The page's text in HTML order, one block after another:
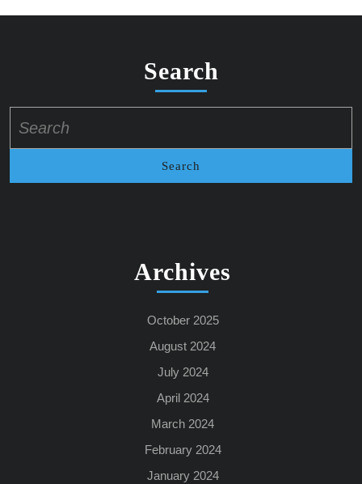
Search
for:
Archives
October 2025
August 2024
July 2024
April 2024
March 2024
February 2024
January 2024